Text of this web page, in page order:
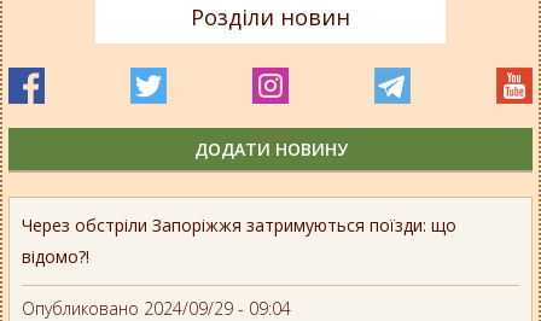
Через обстріли Запоріжжя затримуються поїзди: що
відомо?!
Опубликовано 2024/09/29 - 09:04
Розділи новин
ДОДАТИ НОВИНУ